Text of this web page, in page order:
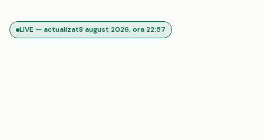
LIVE — actualizat8 august 2026, ora 22:57